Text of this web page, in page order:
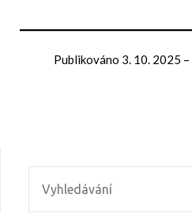
Publikováno 3. 10. 2025 –